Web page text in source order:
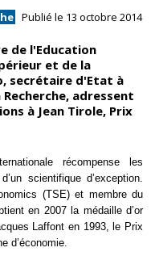
Publié le 13 octobre 2014
de l'Education
et de la
secrétaire d'Etat à
adressent
à Jean Tirole, Prix
récompense les
scientifique d’exception.
(TSE) et membre du
en 2007 la médaille d’or
Laffont en 1993, le Prix
d’économie.